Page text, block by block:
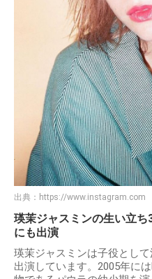
出典： https://www.instagram.com
瑛茉ジャスミンの生い立
にも出演
瑛茉ジャスミンは子役とし
出演しています。2005年に